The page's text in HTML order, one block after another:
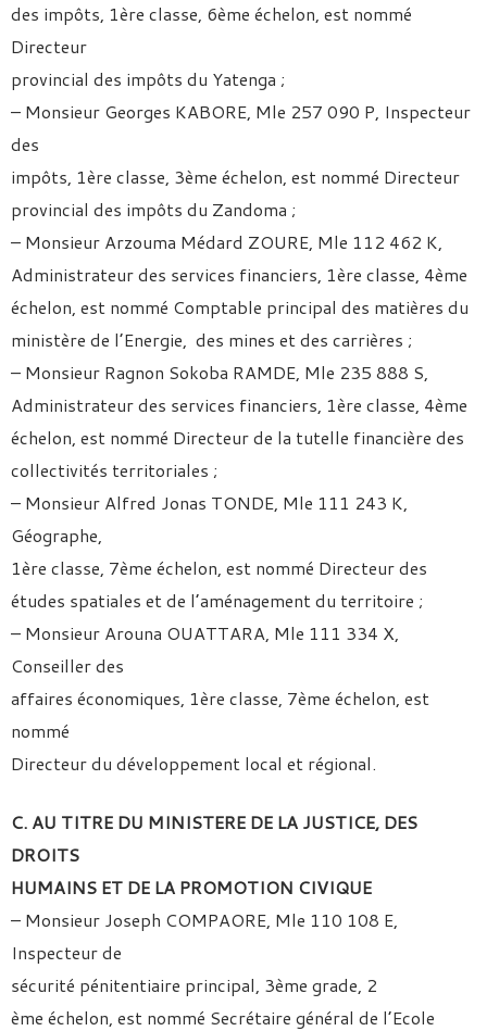
des impôts, 1ère classe, 6ème échelon, est nommé
Directeur
provincial des impôts du Yatenga ;
– Monsieur Georges KABORE, Mle 257 090 P, Inspecteur
des
impôts, 1ère classe, 3ème échelon, est nommé Directeur
provincial des impôts du Zandoma ;
– Monsieur Arzouma Médard ZOURE, Mle 112 462 K,
Administrateur des services financiers, 1ère classe, 4ème
échelon, est nommé Comptable principal des matières du
ministère de l’Energie, des mines et des carrières ;
– Monsieur Ragnon Sokoba RAMDE, Mle 235 888 S,
Administrateur des services financiers, 1ère classe, 4ème
échelon, est nommé Directeur de la tutelle financière des
collectivités territoriales ;
– Monsieur Alfred Jonas TONDE, Mle 111 243 K,
Géographe,
1ère classe, 7ème échelon, est nommé Directeur des
études spatiales et de l’aménagement du territoire ;
– Monsieur Arouna OUATTARA, Mle 111 334 X,
Conseiller des
affaires économiques, 1ère classe, 7ème échelon, est
nommé
Directeur du développement local et régional.
C. AU TITRE DU MINISTERE DE LA JUSTICE, DES
DROITS
HUMAINS ET DE LA PROMOTION CIVIQUE
– Monsieur Joseph COMPAORE, Mle 110 108 E,
Inspecteur de
sécurité pénitentiaire principal, 3ème grade, 2
ème échelon, est nommé Secrétaire général de l’Ecole